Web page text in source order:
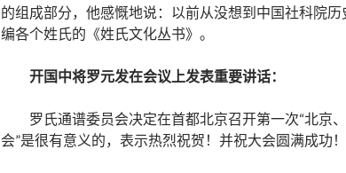
的组成部分，他感慨地说：以前从没想到中国社科院历
编各个姓氏的《姓氏文化丛书》。
开国中将罗元发在会议上发表重要讲话：
罗氏通谱委员会决定在首都北京召开第一次“北京
会”是很有意义的，表示热烈祝贺！并祝大会圆满成功！